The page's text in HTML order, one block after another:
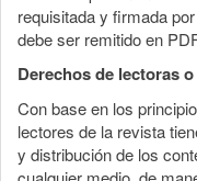
requisitada y firmada
debe ser remitido en
Derechos de lectoras
Con base en los
lectores de la revista
y distribución de los